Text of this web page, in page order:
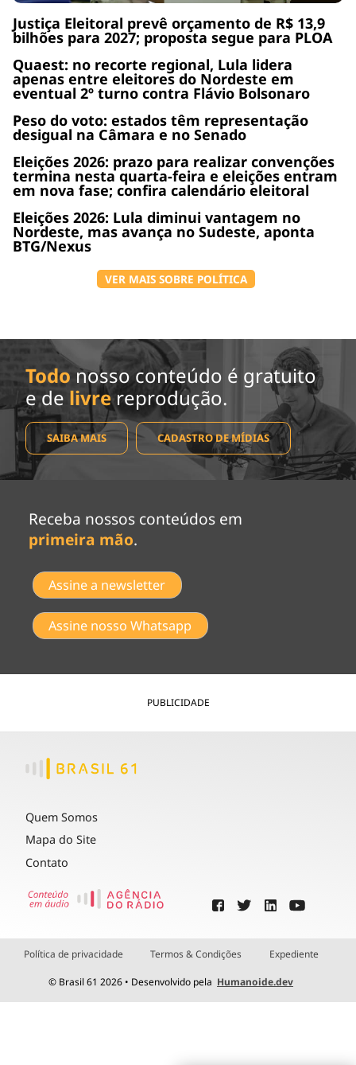
Justiça Eleitoral prevê orçamento de R$ 13,9
bilhões para 2027; proposta segue para PLOA
Quaest: no recorte regional, Lula lidera
apenas entre eleitores do Nordeste em
eventual 2º turno contra Flávio Bolsonaro
Peso do voto: estados têm representação
desigual na Câmara e no Senado
Eleições 2026: prazo para realizar convenções
termina nesta quarta-feira e eleições entram
em nova fase; confira calendário eleitoral
Eleições 2026: Lula diminui vantagem no
Nordeste, mas avança no Sudeste, aponta
BTG/Nexus
VER MAIS SOBRE POLÍTICA
Todo nosso conteúdo é gratuito
e de livrereprodução.
SAIBA MAIS CADASTRO DE MÍDIAS
Receba nossos conteúdos em
primeira mão.
Assine a newsletter
Assine nosso Whatsapp
PUBLICIDADE
Quem Somos
Mapa do Site
Contato
Política de privacidade Termos & Condições Expediente
© Brasil 61 2026 • Desenvolvido pela Humanoide.dev